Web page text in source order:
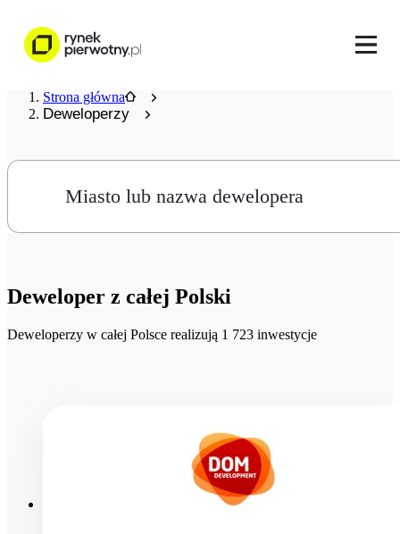
Strona główna
Deweloperzy
Miasto lub nazwa dewelopera
Deweloper z całej Polski
Deweloperzy w całej Polsce realizują 1 723 inwestycje